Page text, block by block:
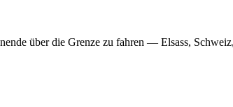
über die Grenze zu fahren — Elsass,